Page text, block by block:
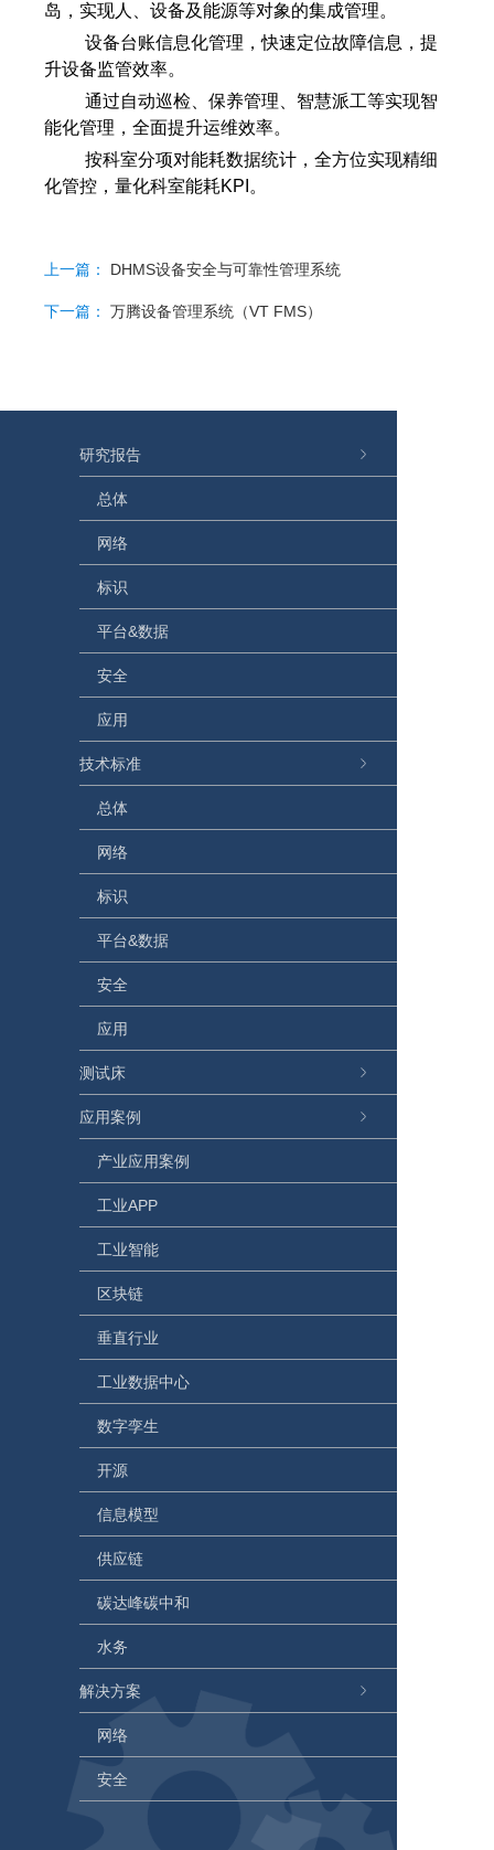
岛，实现人、设备及能源等对象的集成管理。
设备台账信息化管理，快速定位故障信息，提
升设备监管效率。
通过自动巡检、保养管理、智慧派工等实现智
能化管理，全面提升运维效率。
按科室分项对能耗数据统计，全方位实现精细
化管控，量化科室能耗KPI。
上一篇： DHMS设备安全与可靠性管理系统
下一篇： 万腾设备管理系统（VT FMS）
研究报告
总体
网络
标识
平台&数据
安全
应用
技术标准
总体
网络
标识
平台&数据
安全
应用
测试床
应用案例
产业应用案例
工业APP
工业智能
区块链
垂直行业
工业数据中心
数字孪生
开源
信息模型
供应链
碳达峰碳中和
水务
解决方案
网络
安全